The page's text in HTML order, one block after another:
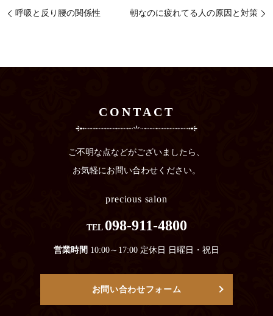
呼吸と反り腰の関係性 朝なのに疲れてる人の原因と対策
CONTACT
ご不明な点などがございましたら、
お気軽にお問い合わせください。
precious salon
TEL 098-911-4800
営業時間 10:00～17:00 定休日 日曜日・祝日
お問い合わせフォーム